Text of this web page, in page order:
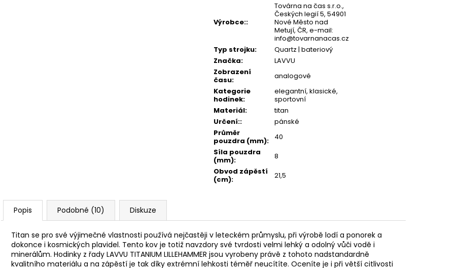
Výrobce::
Továrna na čas s.r.o.,
Českých legií 5, 54901
Nové Město nad
Metují, ČR, e-mail:
info@tovarnanacas.cz
Typ strojku:
Quartz | bateriový
Značka:
LAVVU
Zobrazení
času:
analogové
Kategorie
hodinek:
elegantní, klasické,
sportovní
Materiál:
titan
Určení::
pánské
Průměr
pouzdra (mm):
40
Síla pouzdra
(mm):
8
Obvod zápěstí
(cm): 21,5
Popis Podobné (10) Diskuze
Titan se pro své výjimečné vlastnosti používá nejčastěji v leteckém průmyslu, při výrobě lodí a ponorek a
dokonce i kosmických plavidel. Tento kov je totiž navzdory své tvrdosti velmi lehký a odolný vůči vodě i
minerálům. Hodinky z řady LAVVU TITANIUM LILLEHAMMER jsou vyrobeny právě z tohoto nadstandardně
kvalitního materiálu a na zápěstí je tak díky extrémní lehkosti téměř neucítíte. Oceníte je i při větší citlivosti